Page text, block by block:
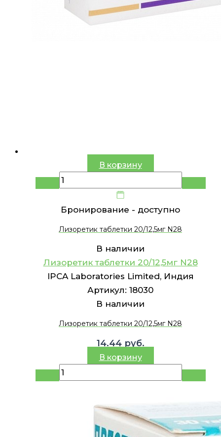
В корзину
Бронирование - доступно
Лизоретик таблетки 20/12,5мг N28
В наличии
Лизоретик таблетки 20/12,5мг N28
IPCA Laboratories Limited, Индия
Артикул: 18030
В наличии
Лизоретик таблетки 20/12,5мг N28
14.44 руб.
В корзину